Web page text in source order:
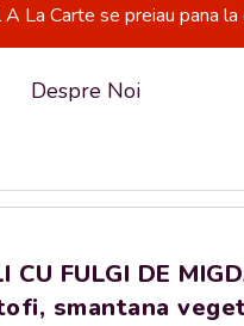
A La Carte se preiau pana
Despre Noi
CU FULGI DE
smantana